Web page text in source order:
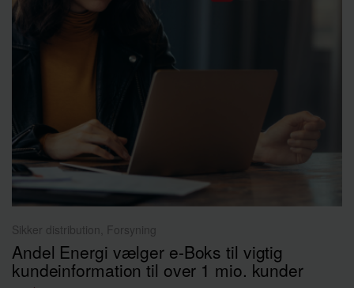
Sikker distribution, Forsyning
Andel Energi vælger e-Boks til vigtig
kundeinformation til over 1 mio. kunder